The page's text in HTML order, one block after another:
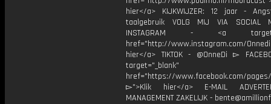
hier</a> KIJKWIJZER: 12 jaar -
taalgebruik VOLG MIJ VIA SOCIAL
INSTAGRAM - <a
href="http://www.instagram.com/
hier</a> TIKTOK - @OnneDi ▻
target="_blank"
href="https://www.facebook.com/pages/
▻">Klik hier</a> E-MAIL
MANAGEMENT ZAKELIJK -